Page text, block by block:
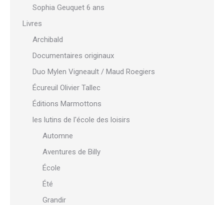
Sophia Geuquet 6 ans
Livres
Archibald
Documentaires originaux
Duo Mylen Vigneault / Maud Roegiers
Écureuil Olivier Tallec
Éditions Marmottons
les lutins de l'école des loisirs
Automne
Aventures de Billy
École
Été
Grandir